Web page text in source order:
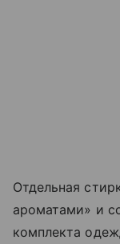
Отдельная
ароматами» и
комплекта